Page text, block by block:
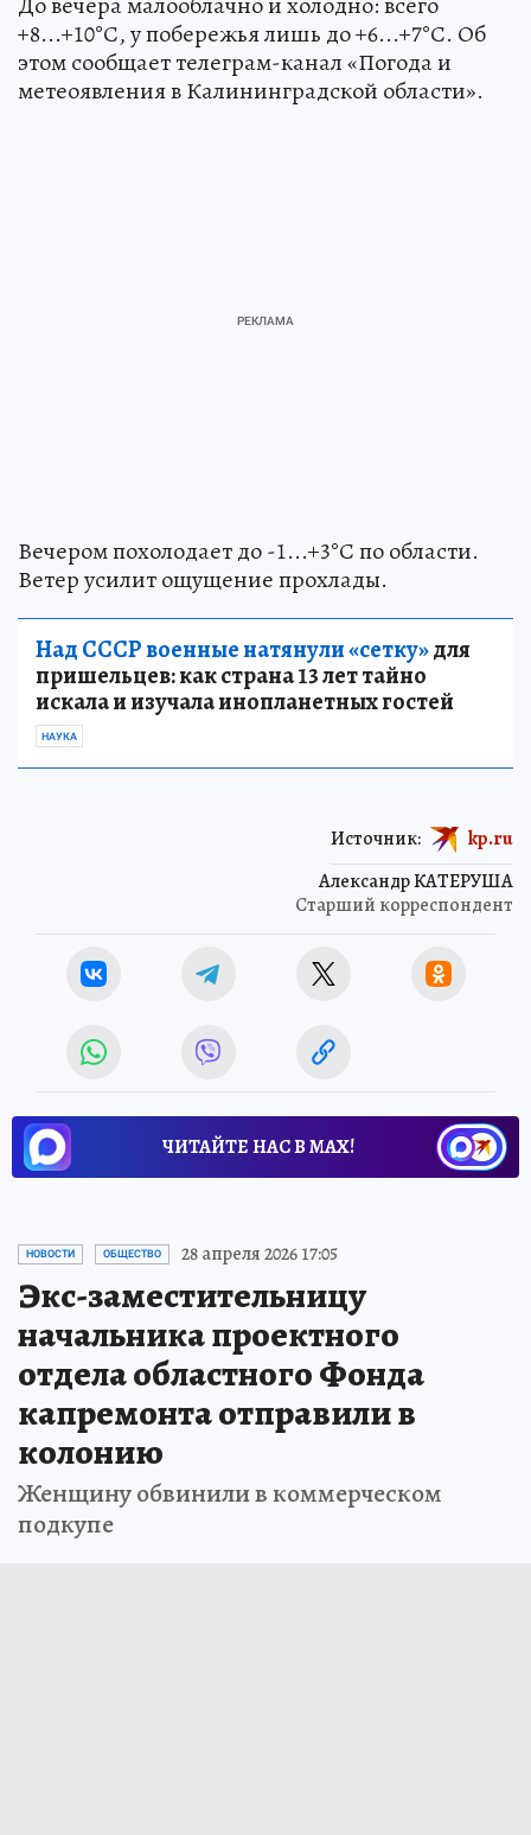
+8...+10°С, у побережья лишь до +6...+7°С. Об
этом сообщает телеграм-канал «Погода и
метеоявления в Калининградской области».
Вечером похолодает до -1...+3°С по области.
Ветер усилит ощущение прохлады.
Над СССР военные натянули «сетку»для
пришельцев: как страна 13 лет тайно
искала и изучала инопланетных гостей
НАУКА
Александр КАТЕРУША
Старший корреспондент
Источник: kp.ru
ЧИТАЙТЕ НАС В МАХ!
НОВОСТИ ОБЩЕСТВО 28 апреля 2026 17:05
Экс-заместительницу
начальника проектного
отдела областного Фонда
капремонта отправили в
колонию
Женщину обвинили в коммерческом
подкупе